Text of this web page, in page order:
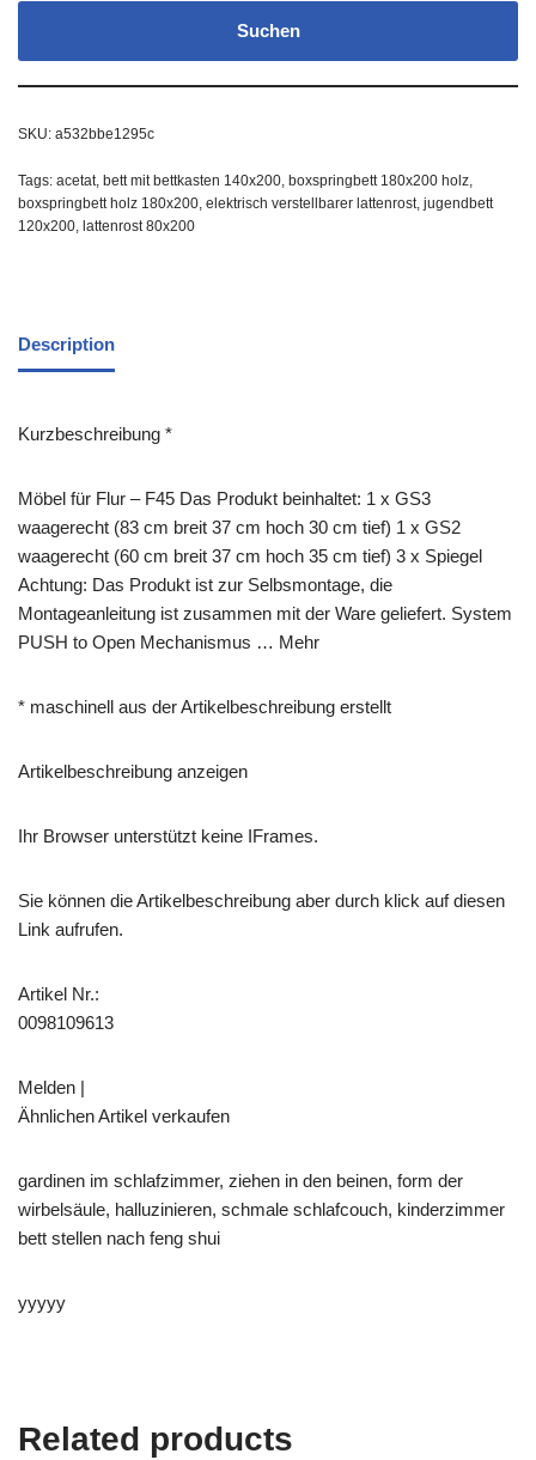
Suchen
SKU: a532bbe1295c
Tags: acetat, bett mit bettkasten 140x200, boxspringbett 180x200 holz,
boxspringbett holz 180x200, elektrisch verstellbarer lattenrost, jugendbett
120x200, lattenrost 80x200
Description
Kurzbeschreibung *
Möbel für Flur – F45 Das Produkt beinhaltet: 1 x GS3
waagerecht (83 cm breit 37 cm hoch 30 cm tief) 1 x GS2
waagerecht (60 cm breit 37 cm hoch 35 cm tief) 3 x Spiegel
Achtung: Das Produkt ist zur Selbsmontage, die
Montageanleitung ist zusammen mit der Ware geliefert. System
PUSH to Open Mechanismus … Mehr
* maschinell aus der Artikelbeschreibung erstellt
Artikelbeschreibung anzeigen
Ihr Browser unterstützt keine IFrames.
Sie können die Artikelbeschreibung aber durch klick auf diesen
Link aufrufen.
Artikel Nr.:
0098109613
Melden |
Ähnlichen Artikel verkaufen
gardinen im schlafzimmer, ziehen in den beinen, form der
wirbelsäule, halluzinieren, schmale schlafcouch, kinderzimmer
bett stellen nach feng shui
yyyyy
Related products